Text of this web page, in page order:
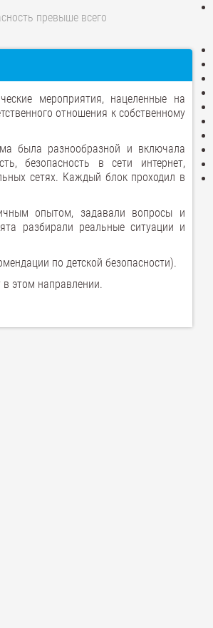
превыше всего
мероприятия, нацеленные на
отношения к собственному
была разнообразной и включала
безопасность в сети интернет,
сетях. Каждый блок проходил в
опытом, задавали вопросы и
разбирали реальные ситуации и
по детской безопасности).
этом направлении.